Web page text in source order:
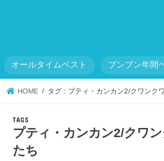
オールタイムベスト ブンブン年間
HOME タグ : プティ・カンカン2/クワンク
プティ・カンカン2/クワ
たち